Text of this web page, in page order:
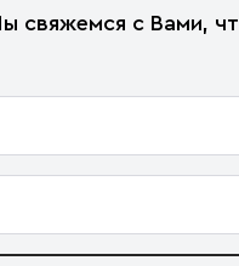
свяжемся с Вами,